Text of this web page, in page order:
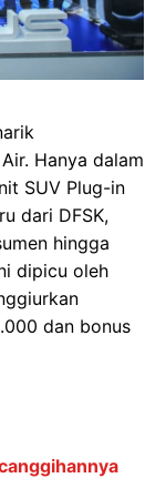
Hanya dalam
SUV Plug-in
dari DFSK,
hingga
dipicu oleh
dan bonus